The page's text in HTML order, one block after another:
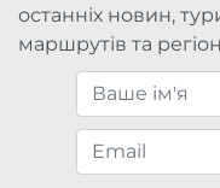
останніх новин,
маршрутів та